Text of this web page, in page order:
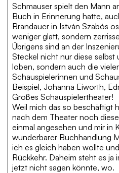
Schmauser spielt den Mann
Buch in Erinnerung hatte,
Brandauer in István Szabós
weniger glatt, sondern
Übrigens sind an der
Steckel nicht nur diese selbst
loben, sondern auch die
Schauspielerinnen und
Beispiel, Johanna Eiworth,
Großes Schauspielertheater!
Weil mich das so beschäftigt
nach dem Theater noch
einmal angesehen und mir in
wunderbarer Buchhandlung
ich es gleich haben wollte
Rückkehr. Daheim steht es ja
jetzt nicht sagen könnte, wo.